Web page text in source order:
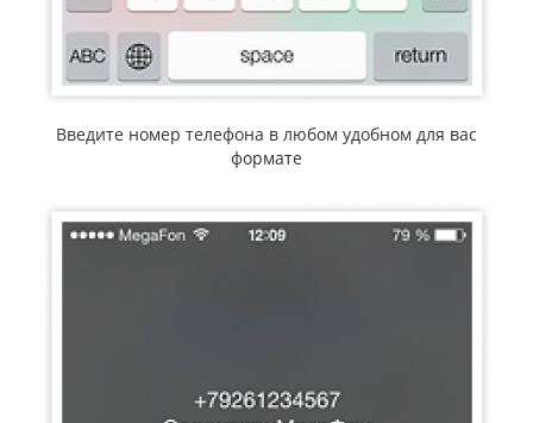
Введите номер телефона в любом удобном для вас
формате